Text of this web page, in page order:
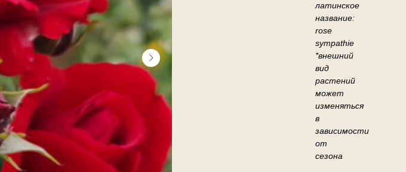
латинское
название:
rose
sympathie
*внешний
вид
растений
может
изменяться
в
зависимости
от
сезона